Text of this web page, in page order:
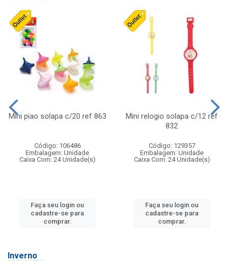
Mini piao solapa c/20 ref 863
Código: 106486
Embalagem: Unidade
Caixa Com: 24 Unidade(s)
Faça seu login ou
cadastre-se para
comprar.
Mini relogio solapa c/12 ref
832
Código: 129357
Embalagem: Unidade
Caixa Com: 24 Unidade(s)
Faça seu login ou
cadastre-se para
comprar.
Inverno